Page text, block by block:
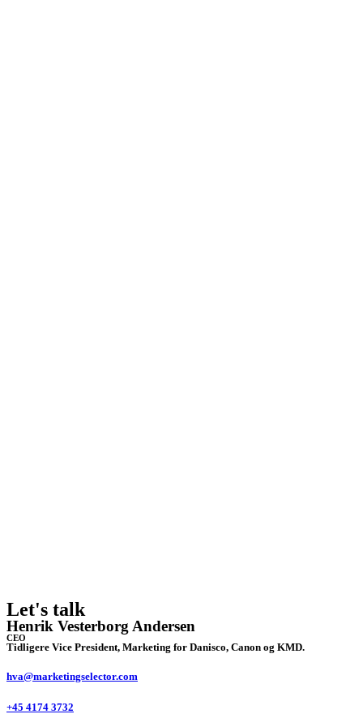
Let's talk
Henrik Vesterborg Andersen
CEO
Tidligere Vice President, Marketing for Danisco, Canon og KMD.
hva@marketingselector.com
+45 4174 3732